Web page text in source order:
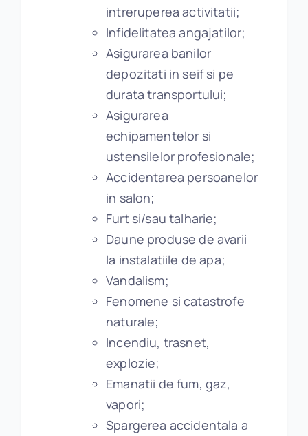
intreruperea activitatii;
Infidelitatea angajatilor;
Asigurarea banilor
depozitati in seif si pe
durata transportului;
Asigurarea
echipamentelor si
ustensilelor profesionale;
Accidentarea persoanelor
in salon;
Furt si/sau talharie;
Daune produse de avarii
la instalatiile de apa;
Vandalism;
Fenomene si catastrofe
naturale;
Incendiu, trasnet,
explozie;
Emanatii de fum, gaz,
vapori;
Spargerea accidentala a